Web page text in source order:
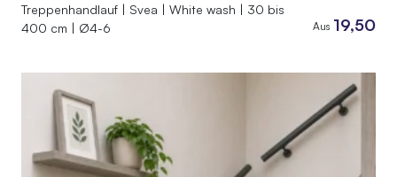
Treppenhandlauf | Svea | White wash | 30 bis
400 cm | Ø4-6
Aus 19,50